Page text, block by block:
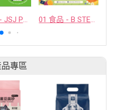
03 食品 - JSJ PET PRODUCTS COMPANY LIMITED 01 食品 - B STELLAR COMPANY LIMITED
專區